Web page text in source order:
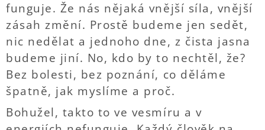
funguje. Že nás nějaká vnější síla, vnější
zásah změní. Prostě budeme jen sedět,
nic nedělat a jednoho dne, z čista jasna
budeme jiní. No, kdo by to nechtěl, že?
Bez bolesti, bez poznání, co děláme
špatně, jak myslíme a proč.
Bohužel, takto to ve vesmíru a v